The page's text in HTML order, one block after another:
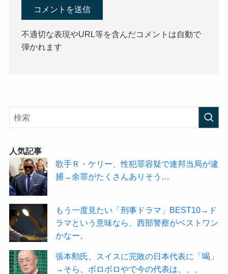
不適切な表現やURL等を含んだコメントは自動で
弾かれます
人気記事
歌手Ｒ・ケリー、性犯罪容疑で連邦当局が逮
捕→余罪がたくさんありそう…
もう一度見たい「刑事ドラマ」BEST10→ド
ラマという意味なら、西部警察がベストワン
かなー。
張本勲氏、スイスに完敗の日本代表に「喝」
→そら、ボロボロやで今の代表は、、、